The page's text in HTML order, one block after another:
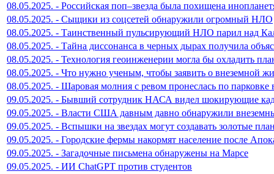
08.05.2025. - Российская поп–звезда была похищена
08.05.2025. - Сыщики из соцсетей обнаружили огромный НЛО
08.05.2025. - Таинственный пульсирующий НЛО парил над
08.05.2025. - Тайна диссонанса в черных дырах получила
08.05.2025. - Технология геоинженерии могла бы охладить
08.05.2025. - Что нужно ученым, чтобы заявить о внеземной
08.05.2025. - Шаровая молния с ревом пронеслась по парковке
09.05.2025. - Бывший сотрудник НАСА видел шокирующие
09.05.2025. - Власти США давным давно обнаружили
09.05.2025. - Вспышки на звездах могут создавать золотые
09.05.2025. - Городские фермы накормят население после
09.05.2025. - Загадочные письмена обнаружены на Марсе
09.05.2025. - ИИ ChatGPT против студентов